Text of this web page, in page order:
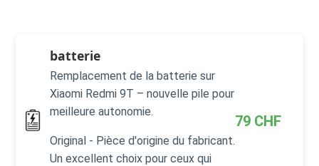
batterie
Remplacement de la batterie sur
Xiaomi Redmi 9T – nouvelle pile pour
meilleure autonomie.
Original - Pièce d'origine du fabricant.
Un excellent choix pour ceux qui
79 CHF